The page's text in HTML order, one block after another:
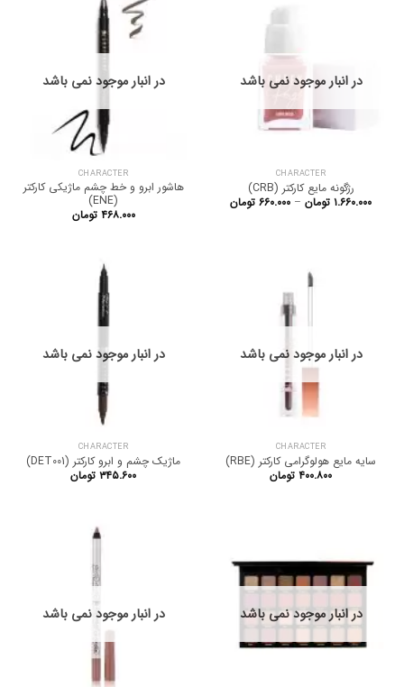
در انبار موجود نمی باشد
CHARACTER
رژگونه مایع کارکتر (CRB)
۱.۶۶۰.۰۰۰ تومان – ۶۶۰.۰۰۰ تومانPrice
range:
در انبار موجود نمی باشد
CHARACTER
هاشور ابرو و خط چشم ماژیکی کارکتر
(ENE)
۴۶۸.۰۰۰ تومان
در انبار موجود نمی باشد
CHARACTER
سایه مایع هولوگرامی کارکتر (RBE)
۴۰۰.۸۰۰ تومان
در انبار موجود نمی باشد
CHARACTER
ماژیک چشم و ابرو کارکتر (DET001)
۳۴۵.۶۰۰ تومان
در انبار موجود نمی باشد در انبار موجود نمی باشد